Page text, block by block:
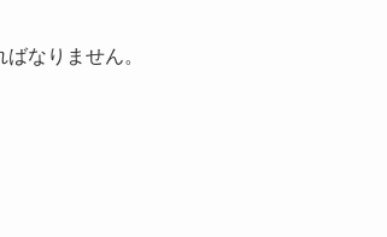
なりません。